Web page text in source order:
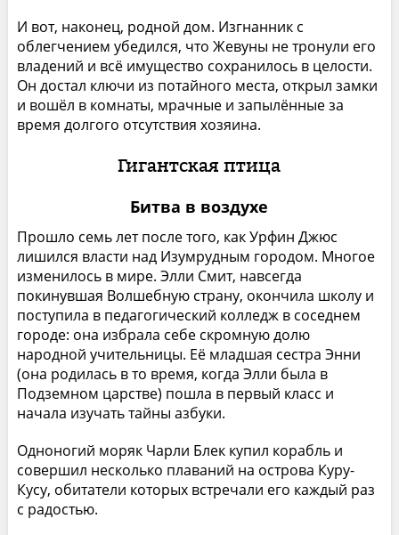
И вот, наконец, родной дом. Изгнанник с
облегчением убедился, что Жевуны не тронули его
владений и всё имущество сохранилось в целости.
Он достал ключи из потайного места, открыл замки
и вошёл в комнаты, мрачные и запылённые за
время долгого отсутствия хозяина.
Гигантская птица
Битва в воздухе
Прошло семь лет после того, как Урфин Джюс
лишился власти над Изумрудным городом. Многое
изменилось в мире. Элли Смит, навсегда
покинувшая Волшебную страну, окончила школу и
поступила в педагогический колледж в соседнем
городе: она избрала себе скромную долю
народной учительницы. Её младшая сестра Энни
(она родилась в то время, когда Элли была в
Подземном царстве) пошла в первый класс и
начала изучать тайны азбуки.
Одноногий моряк Чарли Блек купил корабль и
совершил несколько плаваний на острова Куру-
Кусу, обитатели которых встречали его каждый раз
с радостью.